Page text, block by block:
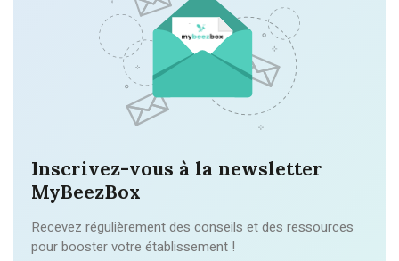
Inscrivez-vous à la newsletter
MyBeezBox
Recevez régulièrement des conseils et des ressources
pour booster votre établissement !